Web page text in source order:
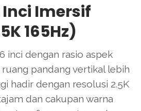
Inci Imersif
165Hz)
inci dengan rasio aspek
pandang vertikal lebih
hadir dengan resolusi 2.5K
dan cakupan warna